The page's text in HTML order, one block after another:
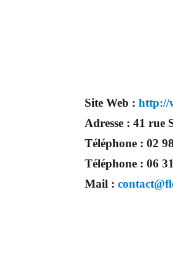
Site Web :http://
Adresse :41 rue
Téléphone :02
Téléphone :06
Mail :